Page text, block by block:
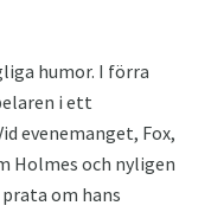
humor. I förra
i ett
evenemanget, Fox,
Holmes och nyligen
om hans